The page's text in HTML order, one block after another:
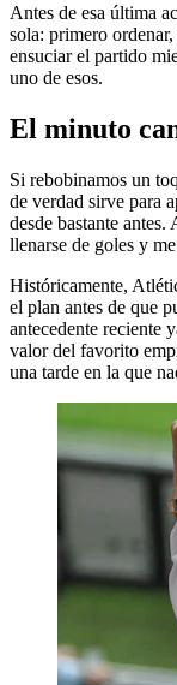
Antes de esa última
sola: primero
ensuciar el partido
uno de esos.
El minuto
Si rebobinamos un
de verdad sirve para
desde bastante
llenarse de goles y
Históricamente,
el plan antes de que
antecedente reciente
valor del favorito
una tarde en la que